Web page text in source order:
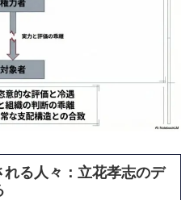
る人々：立花孝志のデ